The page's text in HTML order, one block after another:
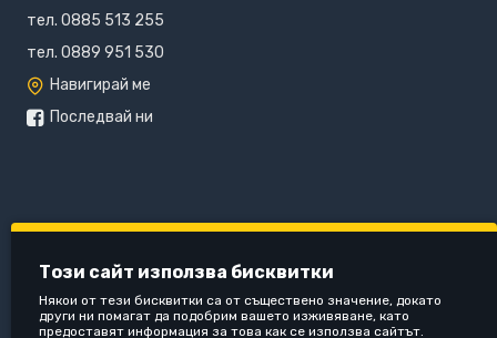
тел. 0885 513 255
тел. 0889 951 530
Навигирай ме
Последвай ни
Този сайт използва бисквитки
Някои от тези бисквитки са от съществено значение, докато
други ни помагат да подобрим вашето изживяване, като
предоставят информация за това как се използва сайтът.